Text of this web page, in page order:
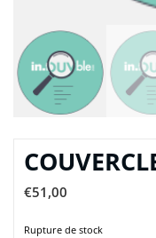
€51,00
Rupture de stock